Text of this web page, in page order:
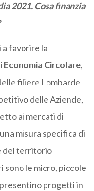
2021. Cosa finanzia
favorire la
Economia Circolare,
filiere Lombarde
delle Aziende,
ai mercati di
misura specifica di
del territorio
sono le micro, piccole
progetti in